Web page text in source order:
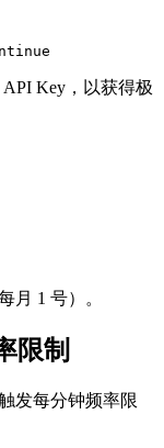
API Key，以获得极
月 1 号）。
限制
发每分钟频率限